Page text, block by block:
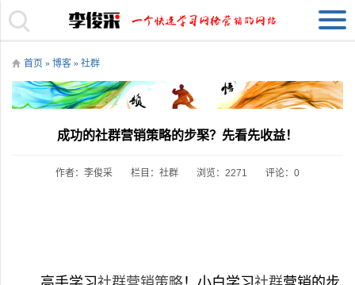
首页 » 博客 » 社群
成功的社群营销策略的步棸？先看先收益！
作者：李俊采 栏目： 社群 浏览：2271 评论：0